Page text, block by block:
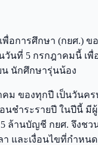
พื่อการศึกษา (กยศ.)
วันที่ 5 กรกฎาคมนี้ เ
น นักศึกษารุ่นน้อง
คม ของทุกปี เป็นวันค
นชำระรายปี ในปีนี้ มี
ล้านบัญชี กยศ. จึงชว
า และเงื่อนไขที่กำหนด